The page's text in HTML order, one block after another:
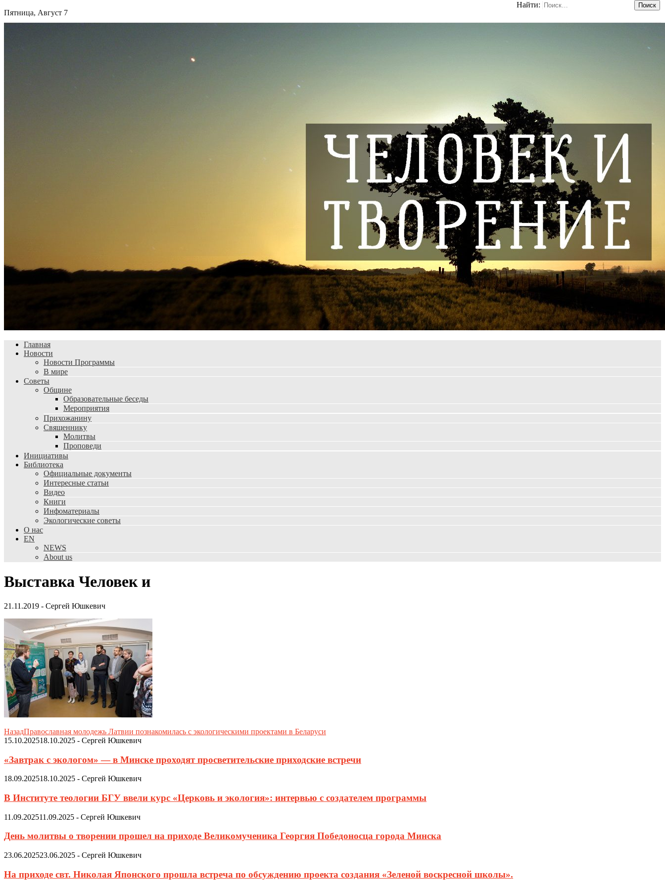
Пятница, Август 7
Найти:
Главная
Новости
Новости Программы
В мире
Советы
Общине
Образовательные беседы
Мероприятия
Прихожанину
Священнику
Молитвы
Проповеди
Инициативы
Библиотека
Официальные документы
Интересные статьи
Видео
Книги
Инфоматериалы
Экологические советы
О нас
EN
NEWS
About us
Выставка Человек и
21.11.2019 - Сергей Юшкевич
НазадПравославная молодежь Латвии познакомилась с экологическими проектами в Беларуси
15.10.202518.10.2025 - Сергей Юшкевич
«Завтрак с экологом» — в Минске проходят просветительские приходские встречи
18.09.202518.10.2025 - Сергей Юшкевич
В Институте теологии БГУ ввели курс «Церковь и экология»: интервью с создателем программы
11.09.202511.09.2025 - Сергей Юшкевич
День молитвы о творении прошел на приходе Великомученика Георгия Победоносца города Минска
23.06.202523.06.2025 - Сергей Юшкевич
На приходе свт. Николая Японского прошла встреча по обсуждению проекта создания «Зеленой воскресной школы».